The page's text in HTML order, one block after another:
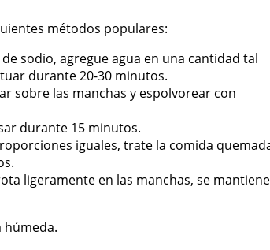
métodos populares:
sodio, agregue agua en una cantidad tal
durante 20-30 minutos.
sobre las manchas y espolvorear con
durante 15 minutos.
iguales, trate la comida
ligeramente en las manchas, se mantiene
húmeda.